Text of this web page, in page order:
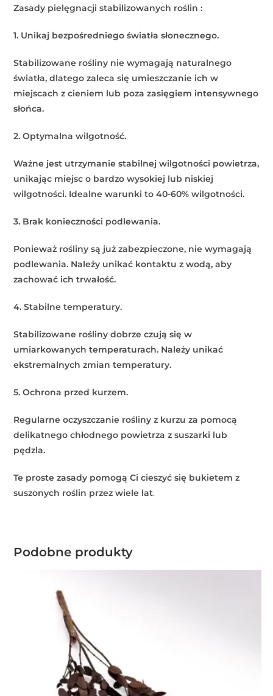
Zasady pielęgnacji stabilizowanych roślin :
1. Unikaj bezpośredniego światła słonecznego.
Stabilizowane rośliny nie wymagają naturalnego
światła, dlatego zaleca się umieszczanie ich w
miejscach z cieniem lub poza zasięgiem intensywnego
słońca.
2. Optymalna wilgotność.
Ważne jest utrzymanie stabilnej wilgotności powietrza,
unikając miejsc o bardzo wysokiej lub niskiej
wilgotności. Idealne warunki to 40-60% wilgotności.
3. Brak konieczności podlewania.
Ponieważ rośliny są już zabezpieczone, nie wymagają
podlewania. Należy unikać kontaktu z wodą, aby
zachować ich trwałość.
4. Stabilne temperatury.
Stabilizowane rośliny dobrze czują się w
umiarkowanych temperaturach. Należy unikać
ekstremalnych zmian temperatury.
5. Ochrona przed kurzem.
Regularne oczyszczanie rośliny z kurzu za pomocą
delikatnego chłodnego powietrza z suszarki lub
pędzla.
Te proste zasady pomogą Ci cieszyć się bukietem z
suszonych roślin przez wiele lat.
Podobne produkty